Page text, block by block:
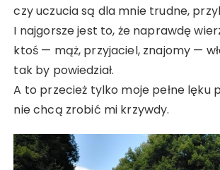
czy uczucia są dla mnie trudne,
I najgorsze jest to, że naprawdę
ktoś — mąż, przyjaciel, znajomy —
tak by powiedział.
A to przecież tylko moje pełne lęku
nie chcą zrobić mi krzywdy.